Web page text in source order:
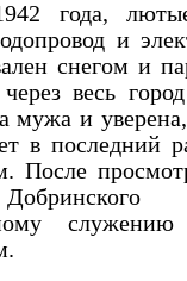
года,
и
снегом и
весь
мужа и
в последний
После